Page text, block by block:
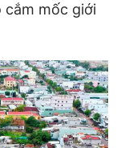
cắm mốc giới